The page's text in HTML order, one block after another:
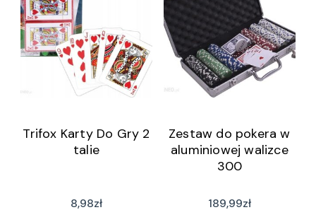
Trifox Karty Do Gry 2
talie
8,98zł
Zestaw do pokera w
aluminiowej walizce
300
189,99zł